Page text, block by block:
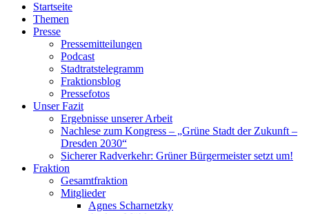
Startseite
Themen
Presse
Pressemitteilungen
Podcast
Stadtratstelegramm
Fraktionsblog
Pressefotos
Unser Fazit
Ergebnisse unserer Arbeit
Nachlese zum Kongress – „Grüne Stadt der Zukunft –
Dresden 2030“
Sicherer Radverkehr: Grüner Bürgermeister setzt um!
Fraktion
Gesamtfraktion
Mitglieder
Agnes Scharnetzky